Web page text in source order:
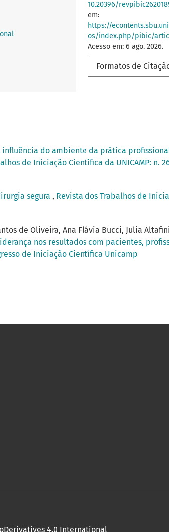
10.20396/
em:
https://
os/index.php/pibic/
Acesso em: 6 ago. 2026.
Formatos de
influência do ambiente da prática
de Iniciação Científica da UNICAMP: n.
segura , Revista dos Trabalhos de
de Oliveira, Ana Flávia Bucci, Julia
nos resultados com pacientes,
de Iniciação Científica Unicamp
4.0 International